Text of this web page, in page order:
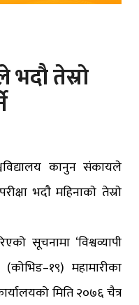
भदाै तेस्राे
कानुन संकायले
भदाै महिनाकाे तेस्राे
सूचनामा ‘विश्वव्यापी
महामारीका
मिति २०७६ चैत्र